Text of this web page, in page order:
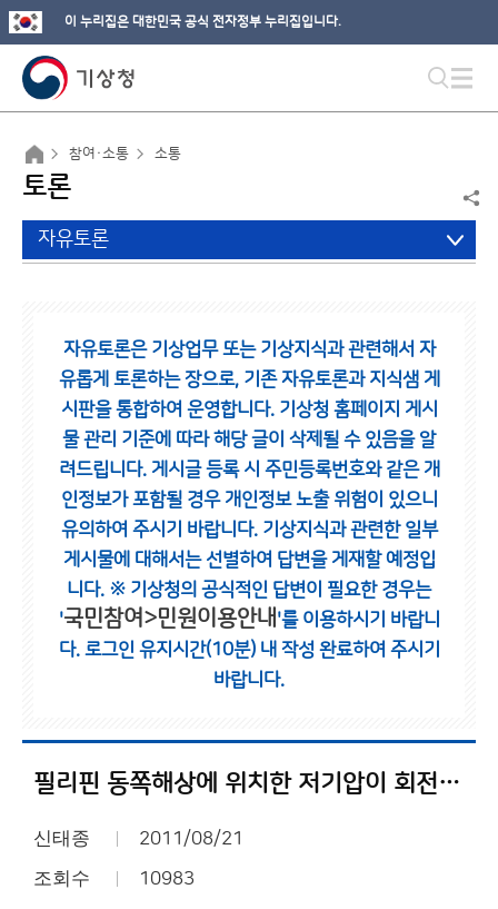
이 누리집은 대한민국 공식 전자정부 누리집입니다.
참여·소통 소통
토론
자유토론
자유토론은 기상업무 또는 기상지식과 관련해서 자
유롭게 토론하는 장으로, 기존 자유토론과 지식샘 게
시판을 통합하여 운영합니다. 기상청 홈페이지 게시
물 관리 기준에 따라 해당 글이 삭제될 수 있음을 알
려드립니다. 게시글 등록 시 주민등록번호와 같은 개
인정보가 포함될 경우 개인정보 노출 위험이 있으니
유의하여 주시기 바랍니다. 기상지식과 관련한 일부
게시물에 대해서는 선별하여 답변을 게재할 예정입
니다. ※ 기상청의 공식적인 답변이 필요한 경우는
'국민참여>민원이용안내 '를 이용하시기 바랍니
다. 로그인 유지시간(10분) 내 작성 완료하여 주시기
바랍니다.
필리핀 동쪽해상에 위치한 저기압이 회전하기 시작했습니다...
신태종 2011/08/21
조회수 10983